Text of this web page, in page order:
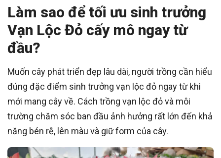
Làm sao để tối ưu sinh trưởng
Vạn Lộc Đỏ cấy mô ngay từ
đầu?
Muốn cây phát triển đẹp lâu dài, người trồng cần hiểu
đúng đặc điểm sinh trưởng vạn lộc đỏ ngay từ khi
mới mang cây về. Cách trồng vạn lộc đỏ và môi
trường chăm sóc ban đầu ảnh hưởng rất lớn đến khả
năng bén rễ, lên màu và giữ form của cây.